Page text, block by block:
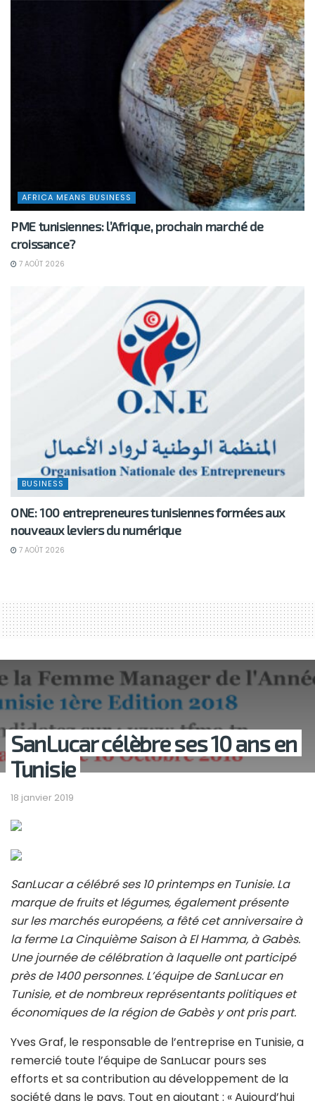
AFRICA MEANS BUSINESS
PME tunisiennes: l’Afrique, prochain marché de
croissance?
7 AOÛT 2026
BUSINESS
ONE: 100 entrepreneures tunisiennes formées aux
nouveaux leviers du numérique
7 AOÛT 2026
SanLucar célèbre ses 10 ans en
Tunisie
18 janvier 2019
SanLucar a célébré ses 10 printemps en Tunisie. La
marque de fruits et légumes, également présente
sur les marchés européens, a fêté cet anniversaire à
la ferme La Cinquième Saison à El Hamma, à Gabès.
Une journée de célébration à laquelle ont participé
près de 1400 personnes. L’équipe de SanLucar en
Tunisie, et de nombreux représentants politiques et
économiques de la région de Gabès y ont pris part.
Yves Graf, le responsable de l’entreprise en Tunisie, a
remercié toute l’équipe de SanLucar pours ses
efforts et sa contribution au développement de la
société dans le pays. Tout en ajoutant : « Aujourd’hui